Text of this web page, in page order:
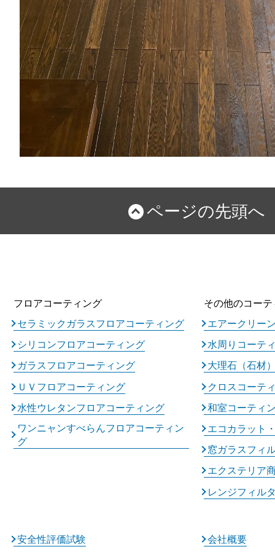
ページの先頭へ
フロアコーティング
セラミックガラスフロアコーティング
シリコンフロアコーティング
ガラスフロアコーティング
ＵＶフロアコーティング
水性ウレタンフロアコーティング
ワンニャンすべらんフロアコーティン
グ
その他のコー
エアークリー
水周りコーテ
大理石（石材
クロスコーテ
和室コーティ
エコカラット
窓ガラスフィ
エクステリア
レンジフィル
安全性評価試験 会社概要